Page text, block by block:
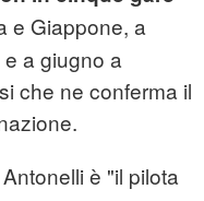
e Giappone, a
a giugno a
che ne conferma il
è "il pilota